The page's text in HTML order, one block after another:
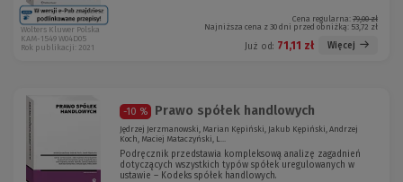
Cena regularna: 79,00 zł
Najniższa cena z 30 dni przed obniżką: 53,72 zł
Już od: 71,11 zł Więcej
Wolters Kluwer Polska
KAM-1549 W04D05
Rok publikacji: 2021
-10 % Prawo spółek handlowych
Jędrzej Jerzmanowski, Marian Kępiński, Jakub Kępiński, Andrzej
Koch, Maciej Mataczyński, L...
Podręcznik przedstawia kompleksową analizę zagadnień
dotyczących wszystkich typów spółek uregulowanych w
ustawie – Kodeks spółek handlowych.